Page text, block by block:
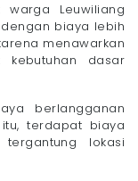
Leuwiliang
biaya lebih
menawarkan
kebutuhan dasar
berlangganan
terdapat biaya
tergantung lokasi